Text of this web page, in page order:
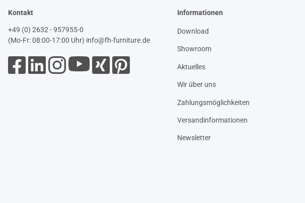
Kontakt
+49 (0) 2632 - 957955-0
(Mo-Fr: 08:00-17:00 Uhr) info@fh-furniture.de
Informationen
Download
Showroom
Aktuelles
Wir über uns
Zahlungsmöglichkeiten
Versandinformationen
Newsletter